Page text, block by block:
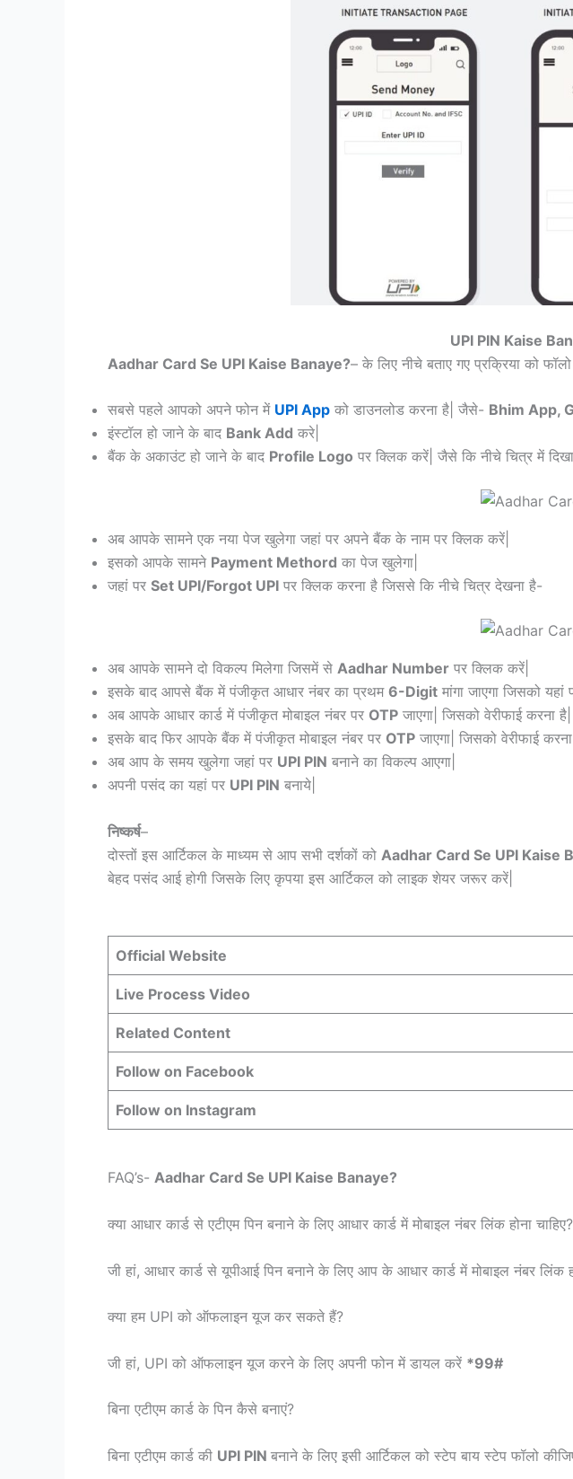
UPI PIN Kaise
Aadhar Card Se UPI Kaise Banaye?– के लिए नीचे बताए गए प्रक्रिया को
सबसे पहले आपको अपने फोन में UPI App को डाउनलोड करना है| जैसे- Bhim App,
इंस्टॉल हो जाने के बाद Bank Add करे|
बैंक के अकाउंट हो जाने के बाद Profile Logo पर क्लिक करें| जैसे कि नीचे चित्र में
अब आपके सामने एक नया पेज खुलेगा जहां पर अपने बैंक के नाम पर क्लिक करें|
इसको आपके सामने Payment Methord का पेज खुलेगा|
जहां पर Set UPI/Forgot UPI पर क्लिक करना है जिससे कि नीचे चित्र देखना है-
अब आपके सामने दो विकल्प मिलेगा जिसमें से Aadhar Number पर क्लिक करें|
इसके बाद आपसे बैंक में पंजीकृत आधार नंबर का प्रथम 6-Digit मांगा जाएगा जिसको यहां
अब आपके आधार कार्ड में पंजीकृत मोबाइल नंबर पर OTP जाएगा| जिसको वेरीफाई करना है|
इसके बाद फिर आपके बैंक में पंजीकृत मोबाइल नंबर पर OTP जाएगा| जिसको वेरीफाई
अब आप के समय खुलेगा जहां पर UPI PIN बनाने का विकल्प आएगा|
अपनी पसंद का यहां पर UPI PIN बनाये|
निष्कर्ष–
दोस्तों इस आर्टिकल के माध्यम से आप सभी दर्शकों को Aadhar Card Se UPI Kaise
बेहद पसंद आई होगी जिसके लिए कृपया इस आर्टिकल को लाइक शेयर जरूर करें|
Official Website
Live Process Video
Related Content
Follow on Facebook
Follow on Instagram
FAQ’s- Aadhar Card Se UPI Kaise Banaye?
क्या आधार कार्ड से एटीएम पिन बनाने के लिए आधार कार्ड में मोबाइल नंबर लिंक होना चाहिए?
जी हां, आधार कार्ड से यूपीआई पिन बनाने के लिए आप के आधार कार्ड में मोबाइल नंबर लिंक
क्या हम UPI को ऑफलाइन यूज कर सकते हैं?
जी हां, UPI को ऑफलाइन यूज करने के लिए अपनी फोन में डायल करें *99#
बिना एटीएम कार्ड के पिन कैसे बनाएं?
बिना एटीएम कार्ड की UPI PIN बनाने के लिए इसी आर्टिकल को स्टेप बाय स्टेप फॉलो